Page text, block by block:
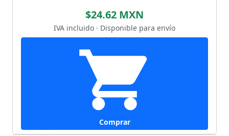
$24.62 MXN
IVA incluido · Disponible para envío
Comprar